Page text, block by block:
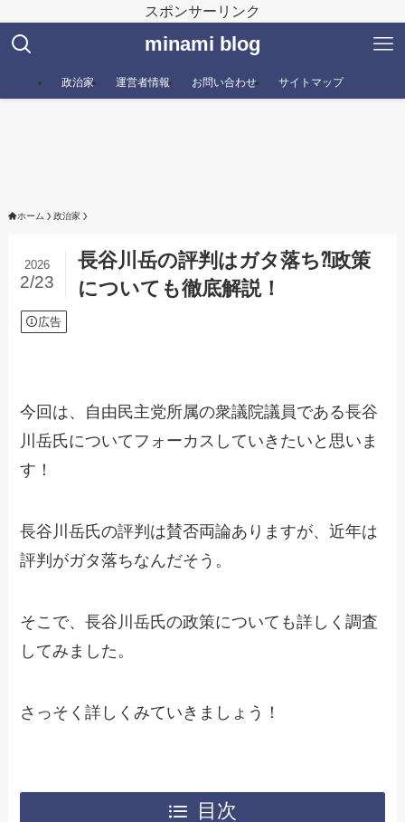
スポンサーリンク
minami blog
政治家 運営者情報 お問い合わせ サイトマップ
ホーム 政治家
長谷川岳の評判はガタ落ち⁈政策
についても徹底解説！
2026
2/23
広告
今回は、自由民主党所属の衆議院議員である長谷
川岳氏についてフォーカスしていきたいと思いま
す！
長谷川岳氏の評判は賛否両論ありますが、近年は
評判がガタ落ちなんだそう。
そこで、長谷川岳氏の政策についても詳しく調査
してみました。
さっそく詳しくみていきましょう！
目次